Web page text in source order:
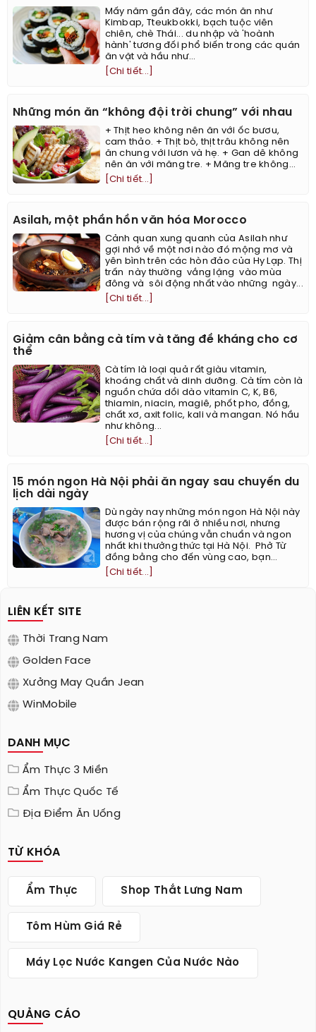
Mấy năm gần đây, các món ăn như
Kimbap, Tteukbokki, bạch tuộc viên
chiên, chè Thái... du nhập và 'hoành
hành' tương đối phổ biến trong các quán
ăn vặt và hầu như...
[Chi tiết...]
Những món ăn “không đội trời chung” với nhau
+ Thịt heo không nên ăn với ốc bươu,
cam thảo. + Thịt bò, thịt trâu không nên
ăn chung với lươn và hẹ. + Gan dê không
nên ăn với măng tre. + Măng tre không...
[Chi tiết...]
Asilah, một phần hồn văn hóa Morocco
Cảnh quan xung quanh của Asilah như
gợi nhớ về một nơi nào đó mộng mơ và
yên bình trên các hòn đảo của Hy Lạp. Thị
trấn này thường vắng lặng vào mùa
đông và sôi động nhất vào những ngày...
[Chi tiết...]
Giảm cân bằng cà tím và tăng đề kháng cho cơ
thể
Cà tím là loại quả rất giàu vitamin,
khoáng chất và dinh dưỡng. Cà tím còn là
nguồn chứa dồi dào vitamin C, K, B6,
thiamin, niacin, magiê, phốt pho, đồng,
chất xơ, axit folic, kali và mangan. Nó hầu
như không...
[Chi tiết...]
15 món ngon Hà Nội phải ăn ngay sau chuyến du
lịch dài ngày
Dù ngày nay những món ngon Hà Nội này
được bán rộng rãi ở nhiều nơi, nhưng
hương vị của chúng vẫn chuẩn và ngon
nhất khi thưởng thức tại Hà Nội. ​ Phở Từ
đồng bằng cho đến vùng cao, bạn...
[Chi tiết...]
LIÊN KẾT SITE
Thời Trang Nam
Golden Face
Xưởng May Quần Jean
WinMobile
DANH MỤC
Ẩm Thực 3 Miền
Ẩm Thực Quốc Tế
Địa Điểm Ăn Uống
TỪ KHÓA
Ẩm Thực Shop Thắt Lưng Nam
Tôm Hùm Giá Rẻ
Máy Lọc Nước Kangen Của Nước Nào
QUẢNG CÁO